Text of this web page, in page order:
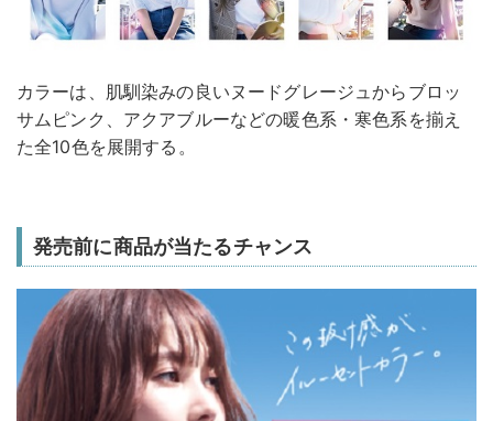
カラーは、肌馴染みの良いヌードグレージュからブロッ
サムピンク、アクアブルーなどの暖色系・寒色系を揃え
た全10色を展開する。
発売前に商品が当たるチャンス